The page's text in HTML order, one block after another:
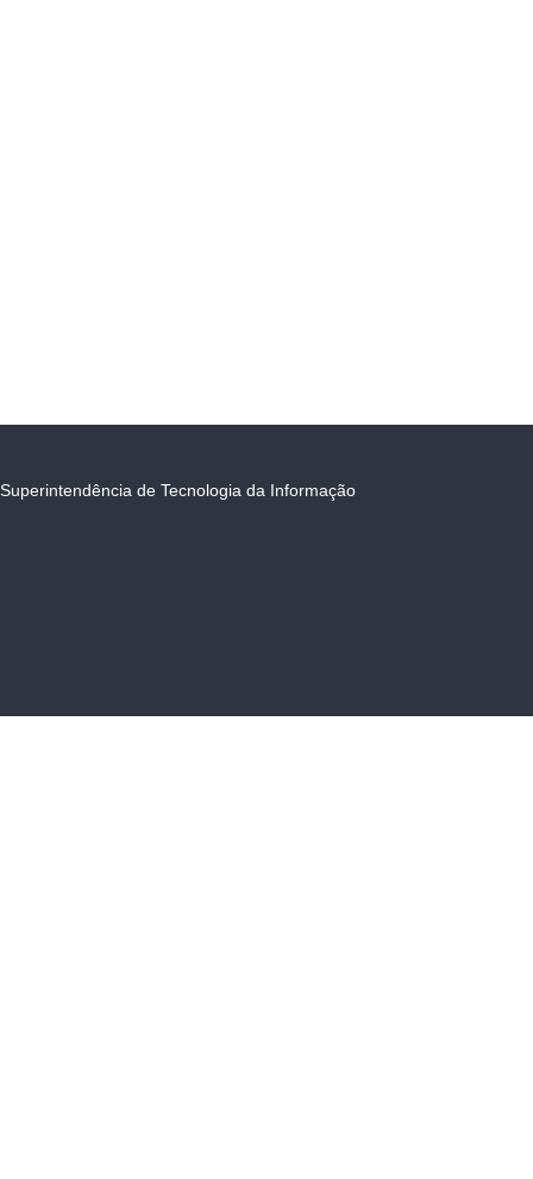
Superintendência de Tecnologia da Informação